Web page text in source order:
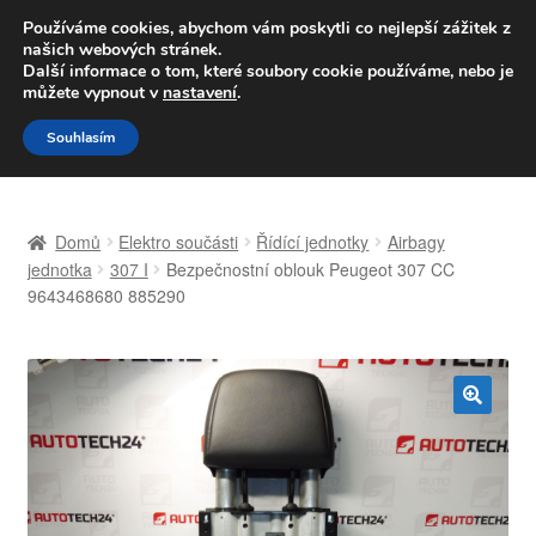
DOPRAVA od 139,-Kč
Volejte po-pá 9-16 704 494 494
Přeskočit
na
navigaci
Přejít
k
obsahu
Celosvětová doprava
Kontakt
Košík
Můj účet
Domů Elektro součásti Řídící jednotky
Airbagy
jednotka
307 I
Bezpečnostní oblouk Peugeot 307 CC
9643468680 885290
Používáme cookies, abychom vám poskytli co nejlepší zážitek z
našich webových stránek.
Další informace o tom, které soubory cookie používáme, nebo je
můžete vypnout v nastavení.
Souhlasím